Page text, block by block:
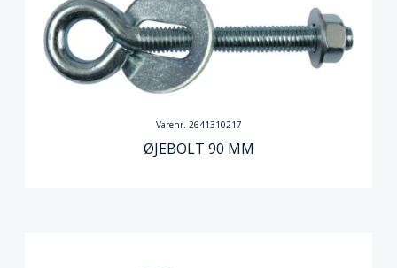
Varenr. 2641310217
ØJEBOLT 90 MM